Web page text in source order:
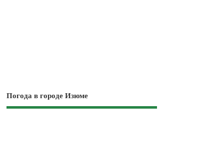
Погода в городе Изюме